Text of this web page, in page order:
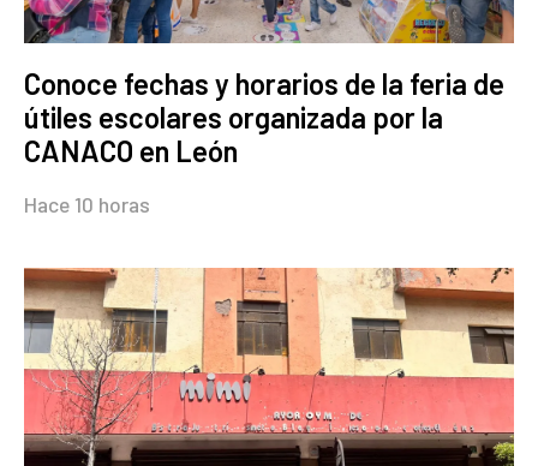
Conoce fechas y horarios de la feria de
útiles escolares organizada por la
CANACO en León
Hace 10 horas